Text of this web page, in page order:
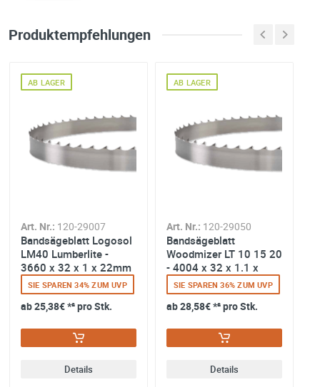
Produktempfehlungen
Art. Nr.: 120-29007
Bandsägeblatt Logosol
LM40 Lumberlite -
3660 x 32 x 1 x 22mm
AB LAGER
SIE SPAREN 34% ZUM UVP
ab25,38€*² pro Stk.
Details
Art. Nr.: 120-29050
Bandsägeblatt
Woodmizer LT 10 15 20
- 4004 x 32 x 1.1 x
22mm
AB LAGER
SIE SPAREN 36% ZUM UVP
ab28,58€*² pro Stk.
Details